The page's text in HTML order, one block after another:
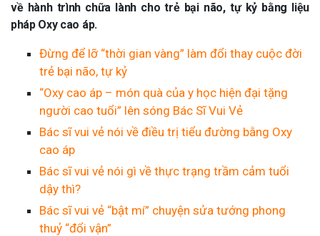
về hành trình chữa lành cho trẻ bại não, tự kỷ bằng liệu
pháp Oxy cao áp.
Đừng để lỡ “thời gian vàng” làm đổi thay cuộc đời
trẻ bại não, tự kỷ
“Oxy cao áp – món quà của y học hiện đại tặng
người cao tuổi” lên sóng Bác Sĩ Vui Vẻ
Bác sĩ vui vẻ nói về điều trị tiểu đường bằng Oxy
cao áp
Bác sĩ vui vẻ nói gì về thực trạng trầm cảm tuổi
dậy thì?
Bác sĩ vui vẻ “bật mí” chuyện sửa tướng phong
thuỷ “đổi vận”